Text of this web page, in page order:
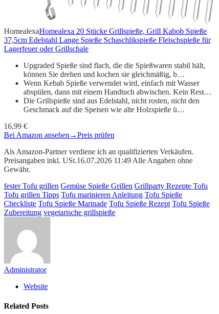
HomealexaHomealexa 20 Stücke Grillspieße, Grill Kabob Spieße
37,5cm Edelstahl Lange Spieße Schaschlikspieße Fleischspieße für
Lagerfeuer oder Grillschale
Upgraded Spieße sind flach, die die Spießwaren stabil hält,
können Sie drehen und kochen sie gleichmäßig, b…
Wenn Kebab Spieße verwendet wird, einfach mit Wasser
abspülen, dann mit einem Handtuch abwischen. Kein Rest…
Die Grillspieße sind aus Edelstahl, nicht rosten, nicht den
Geschmack auf die Speisen wie alte Holzspieße ü…
16,99 €
Bei Amazon ansehen →Preis prüfen
Als Amazon-Partner verdiene ich an qualifizierten Verkäufen.
Preisangaben inkl. USt.16.07.2026 11:49 Alle Angaben ohne
Gewähr.
fester Tofu grillen Gemüse Spieße Grillen Grillparty Rezepte Tofu
Tofu grillen Tipps Tofu marinieren Anleitung Tofu Spieße
Checkliste Tofu Spieße Marinade Tofu Spieße Rezept Tofu Spieße
Zubereitung vegetarische grillspieße
Administrator
Website
Related Posts